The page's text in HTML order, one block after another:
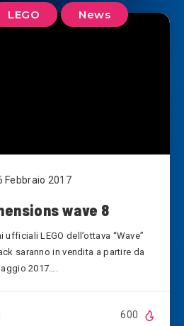
LEGO News
Febbraio 2017
wave 8
LEGO dell’ottava “Wave”
saranno in vendita a partire da
2017….
600